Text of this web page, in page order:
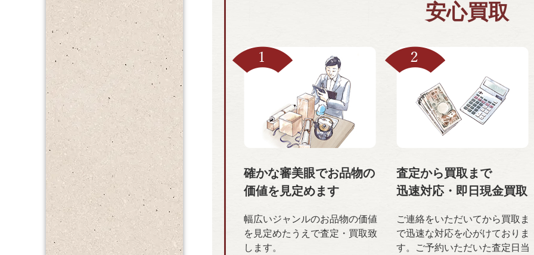
安心買取
確かな審美眼でお品物の
価値を 見定めます
幅広いジャンルのお品物の価値
を見定めたうえで査定・買取致
します。
査定から買取まで
迅速対応・ 即日現金買取
ご連絡をいただいてから買取ま
で迅速な対応を心がけておりま
す。ご予約いただいた査定日当